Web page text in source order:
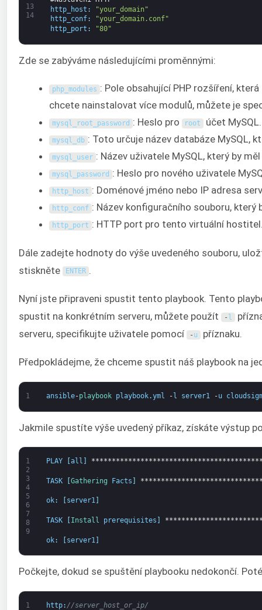
13
14
http_host :
"your_domain"
http_conf:
"your_domain.conf"
http_port : "80"
Zde se zabýváme následujícími proměnnými:
php_modules : Pole obsahující PHP rozšíření,
chcete nainstalovat více modulů, můžete je
mysql_root_password : Heslo pro root účet MySQL.
mysql_db : Toto určuje název databáze MySQL,
mysql_user : Název uživatele MySQL, který by
mysql_password : Heslo pro nového uživatele
http_host : Doménové jméno nebo IP adresa
http_conf : Název konfiguračního souboru, který
http_port : HTTP port pro tento virtuální
Dále zadejte hodnoty do výše uvedeného souboru,
stiskněte
ENTER .
Nyní jste připraveni spustit tento playbook. Tento
spustit na konkrétním serveru, můžete použít
- l
serveru, specifikujte uživatele pomocí
- u příznaku.
Předpokládejme, že chceme spustit náš playbook na
1 ansible-playbook playbook.yml -l server1 -u
Jakmile spustíte výše uvedený příkaz, získáte výstup
1
2
3
4
5
6
7
8
9
PLAY all
TASK [Gathering Facts ]
ok: server1]
TASK Install prerequisites
ok: [server1 ]
Počkejte, dokud se spuštění playbooku nedokončí.
1 http: //server_host_or_ip/